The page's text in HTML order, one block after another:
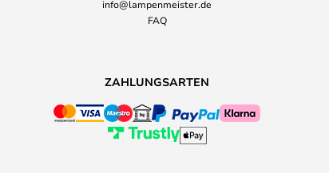
info@lampenmeister.de
FAQ
ZAHLUNGSARTEN